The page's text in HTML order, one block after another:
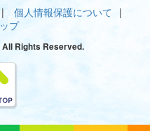
個人情報保護について
プ
Rights Reserved.